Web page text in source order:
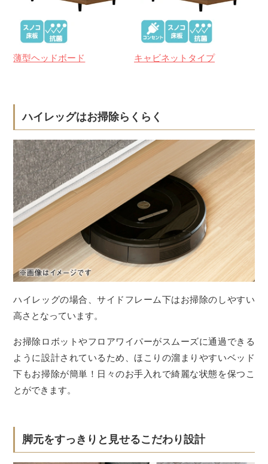
薄型ヘッドボード キャビネットタイプ
ハイレッグはお掃除らくらく
ハイレッグの場合、サイドフレーム下はお掃除のしやすい
高さとなっています。
お掃除ロボットやフロアワイパーがスムーズに通過できる
ように設計されているため、ほこりの溜まりやすいベッド
下もお掃除が簡単！日々のお手入れで綺麗な状態を保つこ
とができます。
脚元をすっきりと見せるこだわり設計